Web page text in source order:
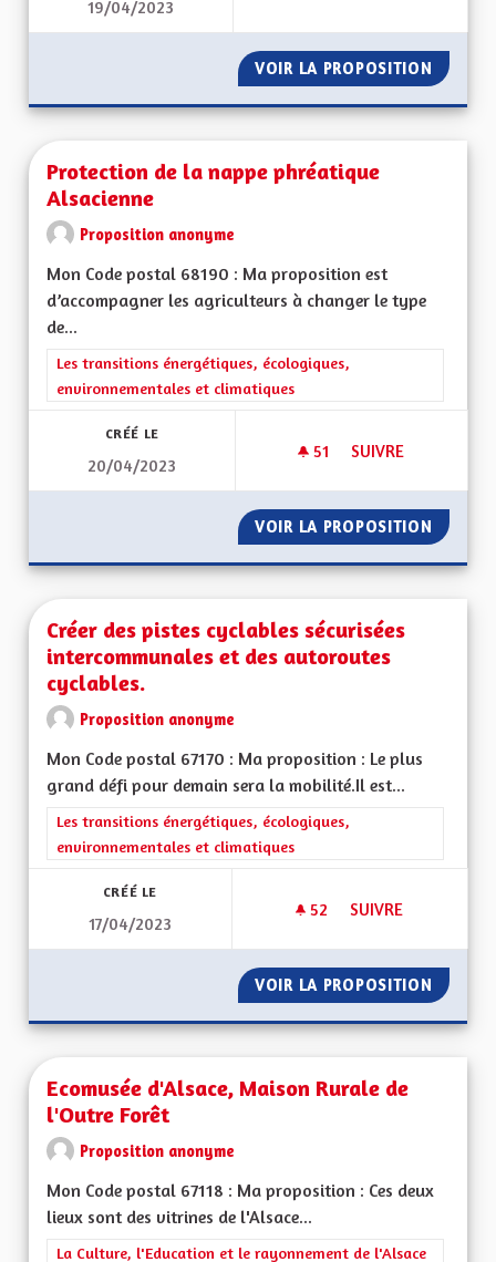
19/04/2023
VOIR LA PROPOSITION
Protection de la nappe phréatique
Alsacienne
Proposition anonyme
Mon Code postal 68190 : Ma proposition est
d’accompagner les agriculteurs à changer le type
de...
Filtrer les résultats de la catégorie : Les transitions
Les transitions énergétiques, écologiques,
environnementales et climatiques
CRÉÉ LE
20/04/2023
51 51 ABONNÉS
SUIVRE
VOIR LA PROPOSITION
Créer des pistes cyclables sécurisées
intercommunales et des autoroutes
cyclables.
Proposition anonyme
Mon Code postal 67170 : Ma proposition : Le plus
grand défi pour demain sera la mobilité.Il est...
Filtrer les résultats de la catégorie : Les transitions
Les transitions énergétiques, écologiques,
environnementales et climatiques
CRÉÉ LE
17/04/2023
52 52 ABONNÉS
SUIVRE
VOIR LA PROPOSITION
Ecomusée d'Alsace, Maison Rurale de
l'Outre Forêt
Proposition anonyme
Mon Code postal 67118 : Ma proposition : Ces deux
lieux sont des vitrines de l'Alsace...
Filtrer les résultats de la catégorie : La Culture, l'Education et
La Culture, l'Education et le rayonnement de l'Alsace